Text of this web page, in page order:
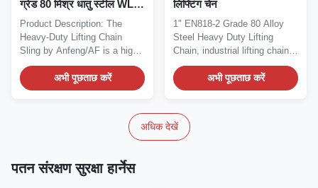
ग्रेड 80 मिश्र धातु स्टील WLL
21,200 किलोग्राम
Product Description: The
Heavy-Duty Lifting Chain
Sling by Anfeng/AF is a high-
strength, Grade 80...
अभी पूछताछ करें
लिफ्टिंग चेन
1" EN818-2 Grade 80 Alloy
Steel Heavy Duty Lifting
Chain, industrial lifting chain,
high...
अभी पूछताछ करें
अधिक देखें
पतन संरक्षण सुरक्षा हार्नेस